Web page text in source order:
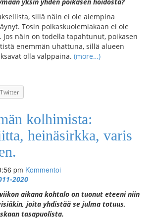
sillä näin ei ole aiempina
Tosin poikaskuolemiakaan ei ole
näin on todella tapahtunut, poikasen
enemmän uhattuna, sillä alueen
olla valppaina. (more…)
Twitter
kolhimista:
heinäsirkka, varis
pm Kommentoi
aikana kohtalo on tuonut eteeni niin
joita yhdistää se julma totuus,
tasapuolista.